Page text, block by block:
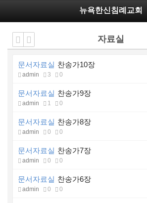
뉴욕한신침례교회
자료실
문서자료실 찬송가10장
admin 3 0
문서자료실 찬송가9장
admin 1 0
문서자료실 찬송가8장
admin 0 0
문서자료실 찬송가7장
admin 0 0
문서자료실 찬송가6장
admin 0 0